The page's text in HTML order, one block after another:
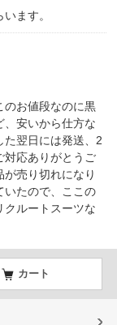
ます。
のお値段なのに黒
、安いから仕方な
た翌日には発送、2
対応ありがとうご
売り切れになり
いたので、ここの
クルートスーツな
カート